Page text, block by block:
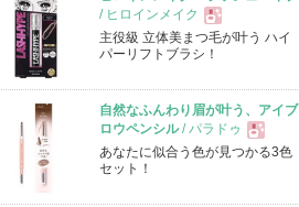
/ ヒロインメイク
現
品
主役級 立体美まつ毛が叶う ハイ
パーリフトブラシ！
自然なふんわり眉が叶う、アイブ
ロウペンシル/ パラドゥ
現
あなたに似合う色が見つかる3色
セット！